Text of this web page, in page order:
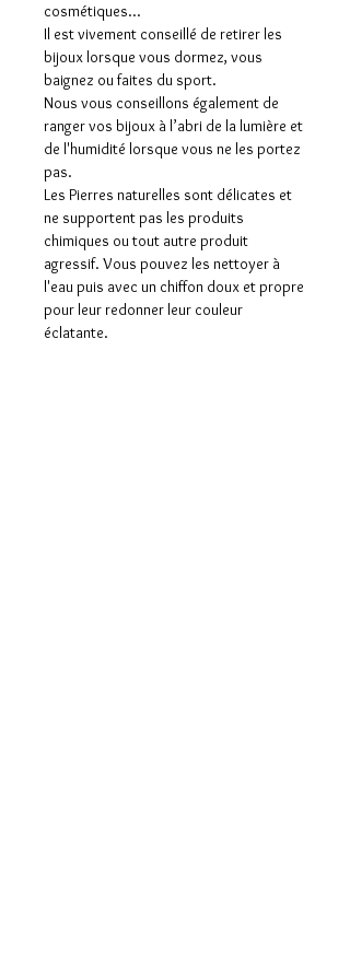
cosmétiques…
Il est vivement conseillé de retirer les
bijoux lorsque vous dormez, vous
baignez ou faites du sport.
Nous vous conseillons également de
ranger vos bijoux à l’abri de la lumière et
de l'humidité lorsque vous ne les portez
pas.
Les Pierres naturelles sont délicates et
ne supportent pas les produits
chimiques ou tout autre produit
agressif. Vous pouvez les nettoyer à
l'eau puis avec un chiffon doux et propre
pour leur redonner leur couleur
éclatante.